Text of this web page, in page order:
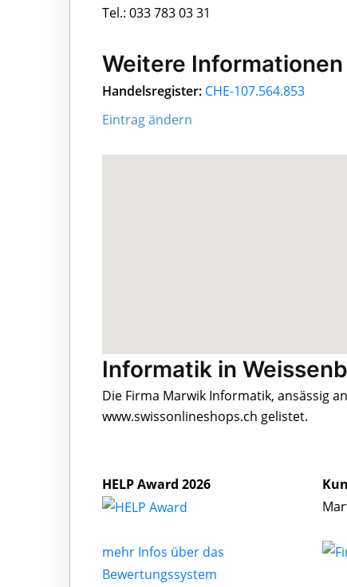
Tel.: 033 783 03 31
Weitere Informationen
Handelsregister: CHE-107.564.853
Eintrag ändern
Informatik in
Die Firma Marwik Informatik, ansässig
www.swissonlineshops.ch gelistet.
HELP Award 2026
mehr Infos über das
Bewertungssystem